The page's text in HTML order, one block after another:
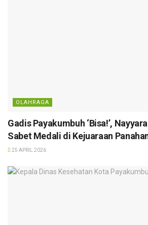
OLAHRAGA
Gadis Payakumbuh ‘Bisa!’,
Sabet Medali di Kejuaraan
25 APRIL 2026